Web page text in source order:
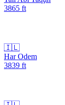
3865 ft
🇮🇱
Har Odem
3839 ft